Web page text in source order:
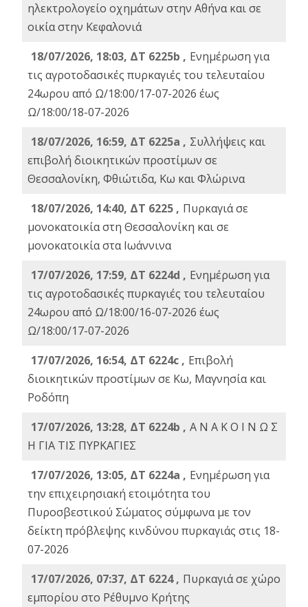
ηλεκτρολογείο οχημάτων στην Αθήνα και σε
οικία στην Κεφαλονιά
18/07/2026, 18:03, ΔΤ 6225b , Ενημέρωση για
τις αγροτοδασικές πυρκαγιές του τελευταίου
24ωρου από Ω/18:00/17-07-2026 έως
Ω/18:00/18-07-2026
18/07/2026, 16:59, ΔT 6225a , Συλλήψεις και
επιβολή διοικητικών προστίμων σε
Θεσσαλονίκη, Φθιώτιδα, Κω και Φλώρινα
18/07/2026, 14:40, ΔΤ 6225 , Πυρκαγιά σε
μονοκατοικία στη Θεσσαλονίκη και σε
μονοκατοικία στα Ιωάννινα
17/07/2026, 17:59, ΔΤ 6224d , Ενημέρωση για
τις αγροτοδασικές πυρκαγιές του τελευταίου
24ωρου από Ω/18:00/16-07-2026 έως
Ω/18:00/17-07-2026
17/07/2026, 16:54, ΔΤ 6224c , Επιβολή
διοικητικών προστίμων σε Κω, Μαγνησία και
Ροδόπη
17/07/2026, 13:28, ΔΤ 6224b , Α Ν Α Κ Ο Ι Ν Ω Σ
Η ΓΙΑ ΤΙΣ ΠΥΡΚΑΓΙΕΣ
17/07/2026, 13:05, ΔΤ 6224a , Ενημέρωση για
την επιχειρησιακή ετοιμότητα του
Πυροσβεστικού Σώματος σύμφωνα με τον
δείκτη πρόβλεψης κινδύνου πυρκαγιάς στις 18-
07-2026
17/07/2026, 07:37, ΔΤ 6224 , Πυρκαγιά σε χώρο
εμπορίου στο Ρέθυμνο Κρήτης